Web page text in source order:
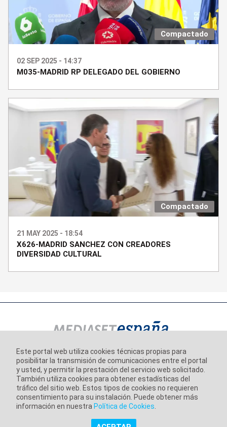
Compactado
02 SEP 2025 - 14:37
M035-MADRID RP DELEGADO DEL GOBIERNO
Compactado
21 MAY 2025 - 18:54
X626-MADRID SANCHEZ CON CREADORES
DIVERSIDAD CULTURAL
Información corporativa
Aviso Legal
Política de Privacidad
Este portal web utiliza cookies técnicas propias para
posibilitar la transmisión de comunicaciones entre el portal
y usted, y permitir la prestación del servicio web solicitado.
También utiliza cookies para obtener estadísticas del
tráfico del sitio web. Estos tipos de cookies no requieren
consentimiento para su instalación. Puede obtener más
información en nuestra Política de Cookies